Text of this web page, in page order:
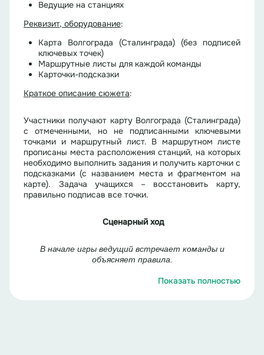
Ведущие на станциях
Реквизит, оборудование:
Карта Волгограда (Сталинграда) (без подписей
ключевых точек)
Маршрутные листы для каждой команды
Карточки-подсказки
Краткое описание сюжета:
Участники получают карту Волгограда (Сталинграда)
с отмеченными, но не подписанными ключевыми
точками и маршрутный лист. В маршрутном листе
прописаны места расположения станций, на которых
необходимо выполнить задания и получить карточки с
подсказками (с названием места и фрагментом на
карте). Задача учащихся – восстановить карту,
правильно подписав все точки.
Сценарный ход
В начале игры ведущий встречает команды и
объясняет правила.
Здравствуйте, юные историки! Сегодня мы
Показать полностью